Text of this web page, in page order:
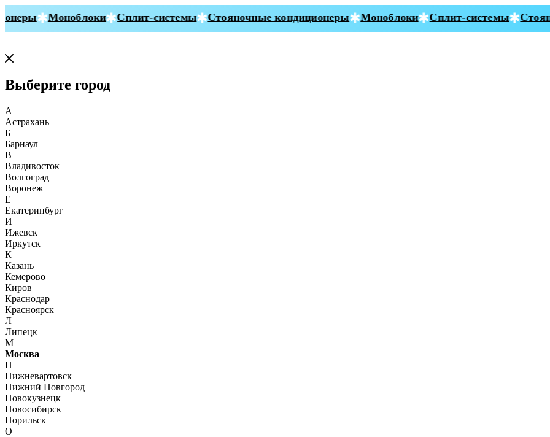
Моноблоки Сплит-системы Стояночные кондиционеры Моноблоки Сплит-системы
Выберите город
А
Астрахань
Б
Барнаул
В
Владивосток
Волгоград
Воронеж
Е
Екатеринбург
И
Ижевск
Иркутск
К
Казань
Кемерово
Киров
Краснодар
Красноярск
Л
Липецк
М
Москва
Н
Нижневартовск
Нижний Новгород
Новокузнецк
Новосибирск
Норильск
О